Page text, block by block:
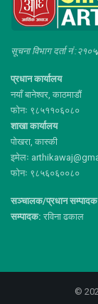
सूचना विभाग दर्ता नं :२१०५
प्रधान कार्यालय
नयाँ बानेश्वर, काठमाडौं
फोनः ९८५११०६०८०
शाखा कार्यालय
पोखरा, कास्की
इमेलः
फोनः ९८५६०६००८०
सञ्चालक/प्रधान
सम्पादक: रविना ढकाल
©